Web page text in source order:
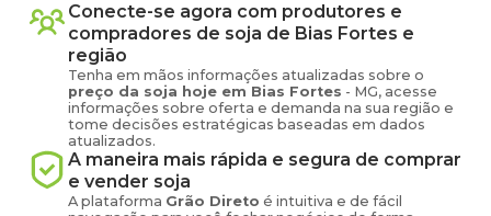
Conecte-se agora com produtores e
compradores de soja de Bias Fortes e
região
Tenha em mãos informações atualizadas sobre o
preço da soja hoje em Bias Fortes - MG, acesse
informações sobre oferta e demanda na sua região e
tome decisões estratégicas baseadas em dados
atualizados.
A maneira mais rápida e segura de comprar
e vender soja
A plataforma Grão Direto é intuitiva e de fácil